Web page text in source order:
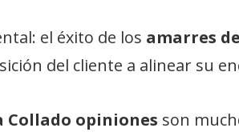
el éxito de los amarres
del cliente a alinear su
Collado opiniones son